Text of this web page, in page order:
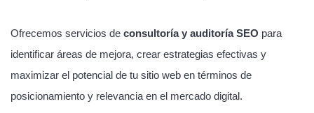
Ofrecemos servicios de consultoría y auditoría SEO para
identificar áreas de mejora, crear estrategias efectivas y
maximizar el potencial de tu sitio web en términos de
posicionamiento y relevancia en el mercado digital.